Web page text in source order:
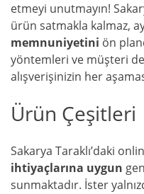
etmeyi unutmayın!
ürün satmakla kalmaz,
memnuniyetini ön
yöntemleri ve müşteri
alışverişinizin her
Ürün Çeşitleri
Sakarya Taraklı’daki
ihtiyaçlarına uygun
sunmaktadır. İster